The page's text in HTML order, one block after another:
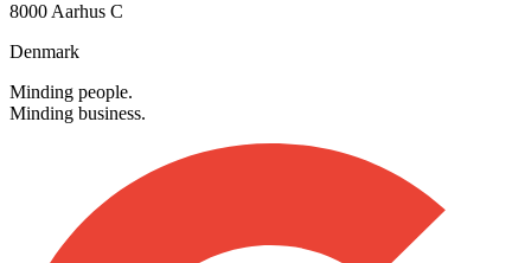
8000 Aarhus C
Denmark
Minding people.
Minding business.